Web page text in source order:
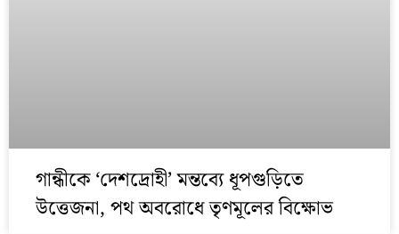
গান্ধীকে ‘দেশদ্রোহী’ মন্তব্যে ধূপগুড়িতে
উত্তেজনা, পথ অবরোধে তৃণমূলের বিক্ষোভ